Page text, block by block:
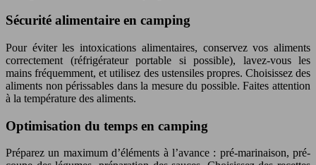
Sécurité alimentaire en camping
Pour éviter les intoxications alimentaires, conservez vos aliments
correctement (réfrigérateur portable si possible), lavez-vous les
mains fréquemment, et utilisez des ustensiles propres. Choisissez des
aliments non périssables dans la mesure du possible. Faites attention
à la température des aliments.
Optimisation du temps en camping
Préparez un maximum d’éléments à l’avance : pré-marinaison, pré-